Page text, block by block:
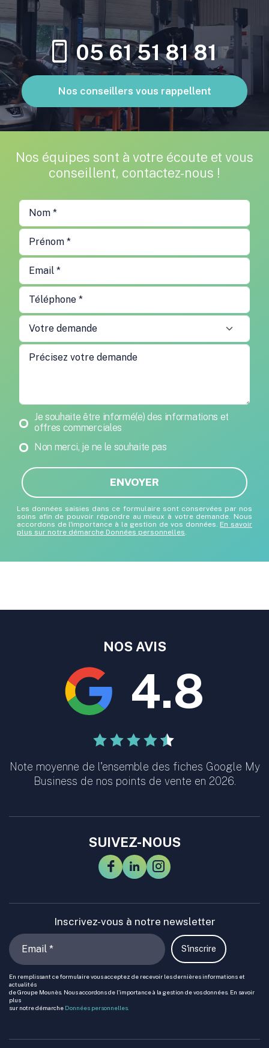
Nos équipes sont à votre écoute et vous
conseillent, contactez-nous !
Newsletter
Je souhaite être informé(e) des informations et
offres commerciales
Non merci, je ne le souhaite pas
ENVOYER
Les données saisies dans ce formulaire sont conservées par nos
soins afin de pouvoir répondre au mieux à votre demande. Nous
accordons de l'importance à la gestion de vos données. En savoir
plus sur notre démarche Données personnelles.
05 61 51 81 81
Nos conseillers vous rappellent
NOS AVIS
4.8
Note moyenne de l'ensemble des fiches Google My
Business de nos points de vente en 2026.
SUIVEZ-NOUS
Inscrivez-vous à notre newsletter
S'inscrire
En remplissant ce formulaire vous acceptez de recevoir les dernières informations et
actualités
de Groupe Mounès. Nous accordons de l'importance à la gestion de vos données. En savoir
plus
sur notre démarche Données personnelles.